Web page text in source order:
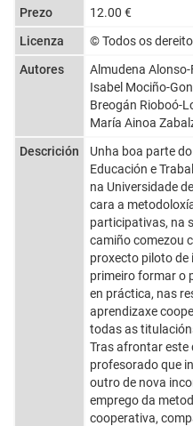
Prezo
12.00 €
Licenza
© Todos os
Autores
Almudena Alonso-
Isabel Mociño-
Breogán Rioboó-
María Ainoa
Descrición
Unha boa parte
Educación e
na Universidade
cara a
participativas, na
camiño comezou
proxecto piloto de
primeiro formar o
en práctica, nas
aprendizaxe
todas as
Tras afrontar este
profesorado que
outro de nova
emprego da
cooperativa,